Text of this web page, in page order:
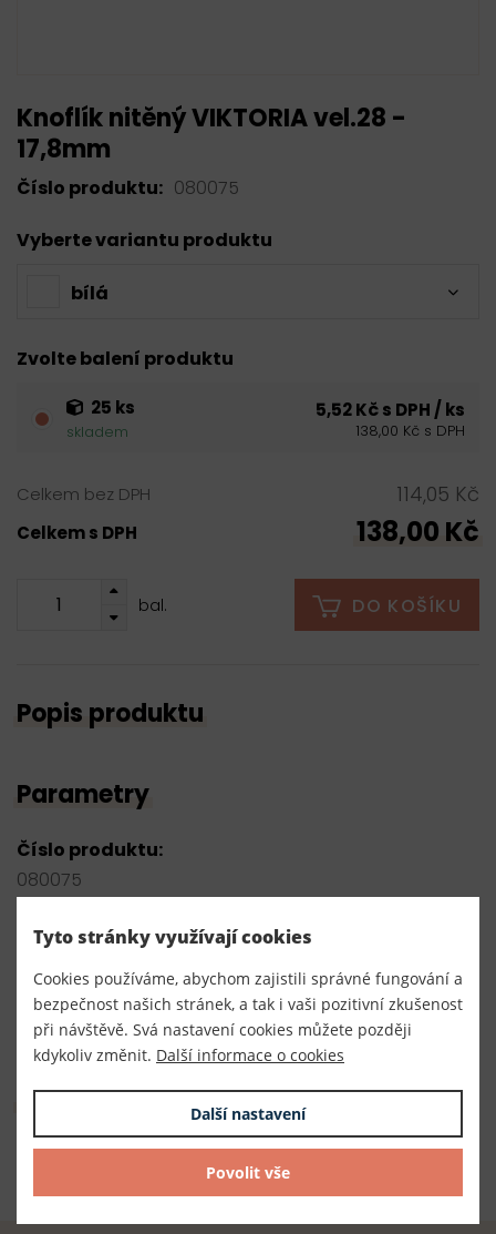
Knoflík nitěný VIKTORIA vel.28 -
17,8mm
Číslo produktu: 080075
Vyberte variantu produktu
bílá
Zvolte balení produktu
25 ks
skladem
5,52 Kč s DPH / ks
138,00 Kč s DPH
Celkem bez DPH 114,05 Kč
Celkem s DPH 138,00 Kč
bal. DO KOŠÍKU
Popis produktu
Parametry
Číslo produktu:
080075
Výrobce
Český výrobce
Dodavatel
TKACZIK s.r.o.
Složení
100% bavlna +ALM G2
Tyto stránky využívají cookies
Cookies používáme, abychom zajistili správné fungování a
bezpečnost našich stránek, a tak i vaši pozitivní zkušenost
při návštěvě. Svá nastavení cookies můžete později
kdykoliv změnit. Další informace o cookies
Další nastavení
Povolit vše